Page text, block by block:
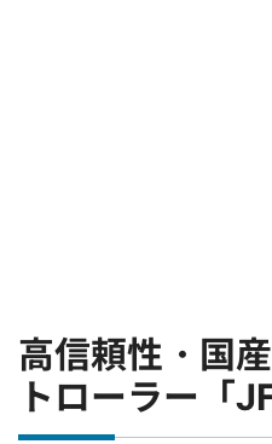
高信頼性・国
トローラー「